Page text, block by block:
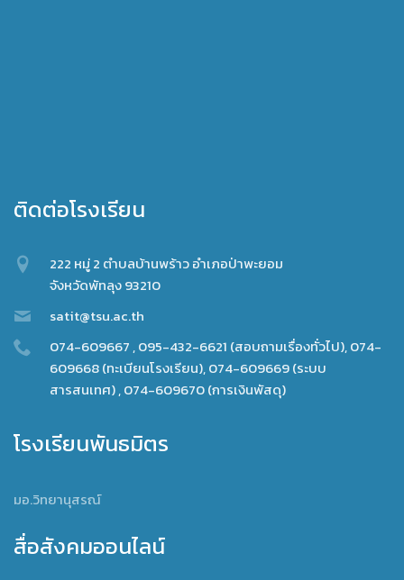
ติดต่อโรงเรียน
222 หมู่ 2 ตำบลบ้านพร้าว อำเภอป่าพะยอม
จังหวัดพัทลุง 93210
satit@tsu.ac.th
074-609667 , 095-432-6621 (สอบถามเรื่องทั่วไป), 074-
609668 (ทะเบียนโรงเรียน), 074-609669 (ระบบ
สารสนเทศ) , 074-609670 (การเงินพัสดุ)
โรงเรียนพันธมิตร
มอ.วิทยานุสรณ์
สื่อสังคมออนไลน์